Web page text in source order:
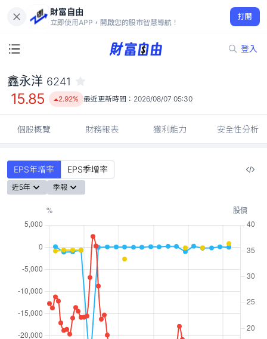
財富自由
立即使用APP，開啟您的股市智慧導航！
打開
登入
15.85
2.92%
鑫永洋 6241
15.85 2.92% 最近更新時間： 2026/08/07 05:30
個股概覽 財務報表 獲利能力 安全性分析
EPS年增率 EPS季增率
近5年 季報